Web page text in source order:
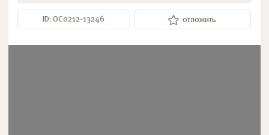
ID: ОС0212-13246 отложить